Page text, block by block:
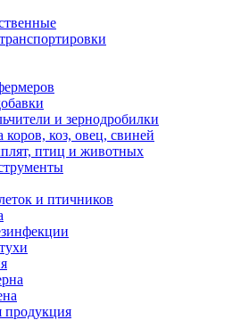
и зернодробилки
коз, овец, свиней
птиц и животных
и птичников
продукция